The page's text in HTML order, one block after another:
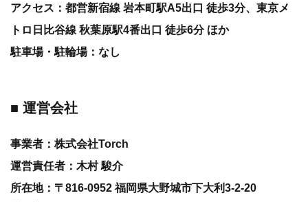
アクセス：都営新宿線 岩本町駅A5出口 徒歩3分、東京メ
トロ日比谷線 秋葉原駅4番出口 徒歩6分 ほか
駐車場・駐輪場：なし
■ 運営会社
事業者：株式会社Torch
運営責任者：木村 駿介
所在地：〒816-0952 福岡県大野城市下大利3-2-20